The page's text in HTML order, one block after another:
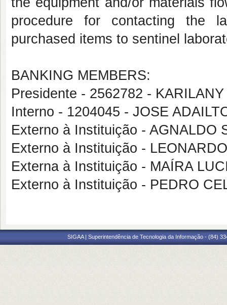
procedure for contacting the
purchased items to sentinel
BANKING MEMBERS:
Presidente - 2562782 -
Interno - 1204045 - JOSE
Externo à Instituição - AGNALDO
Externo à Instituição -
Externa à Instituição - MAÍRA
Externo à Instituição - PEDRO
SIGAA | Superintendência de Tecnologia da Informação - (84)